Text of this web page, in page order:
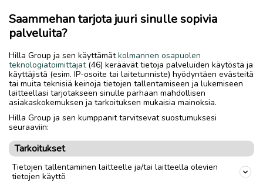
Lue myös
Saammehan tarjota juuri sinulle sopivia
palveluita?
Hilla Group ja sen käyttämätkolmannen osapuolen
teknologiatoimittajat(46) keräävät tietoja palveluiden käytöstä ja
käyttäjistä (esim. IP-osoite tai laitetunniste) hyödyntäen evästeitä
tai muita teknisiä keinoja tietojen tallentamiseen ja lukemiseen
laitteellasi tarjotakseen sinulle parhaan mahdollisen
asiakaskokemuksen ja tarkoituksen mukaisia mainoksia.
Hilla Group ja sen kumppanit tarvitsevat suostumuksesi
seuraaviin:
Tarkoitukset
Tietojen tallentaminen laitteelle ja/tai laitteella olevien
tietojen käyttö